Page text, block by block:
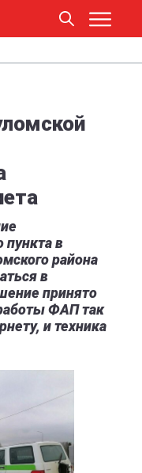
в
района
в
принято
ФАП так
и техника